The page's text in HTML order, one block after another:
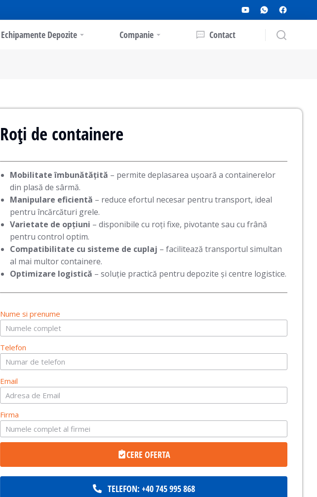
Echipamente Depozite Companie Contact
Roți de containere
Mobilitate îmbunătățită – permite deplasarea ușoară a containerelor
din plasă de sârmă.
Manipulare eficientă – reduce efortul necesar pentru transport, ideal
pentru încărcături grele.
Varietate de opțiuni – disponibile cu roți fixe, pivotante sau cu frână
pentru control optim.
Compatibilitate cu sisteme de cuplaj – facilitează transportul simultan
al mai multor containere.
Optimizare logistică – soluție practică pentru depozite și centre logistice.
Nume si prenume
Telefon
Email
Firma
CERE OFERTA
TELEFON: +40 745 995 868